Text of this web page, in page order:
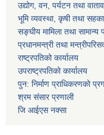
उद्योग, वन, पर्यटन तथा
भूमि व्यवस्था, कृषी तथा
सङ्घीय मामिला तथा सामान्य
प्रधानमन्त्री तथा
राष्ट्रपतिको कार्यालय
उपराष्ट्रपतिको कार्यालय
पुन: निर्माण प्राधिकरणको
श्रम संसार प्रणाली
जि आईएस नक्सा